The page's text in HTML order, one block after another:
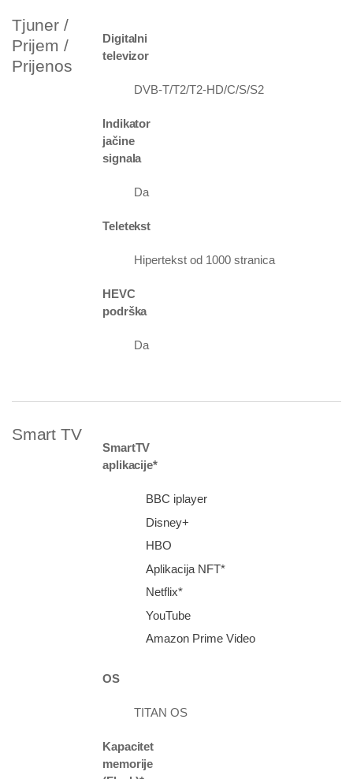
Tjuner /
Prijem /
Prijenos
Digitalni
televizor
DVB-T/T2/T2-HD/C/S/S2
Indikator
jačine
signala
Da
Teletekst
Hipertekst od 1000 stranica
HEVC
podrška
Da
Smart TV
SmartTV
aplikacije*
BBC iplayer
Disney+
HBO
Aplikacija NFT*
Netflix*
YouTube
Amazon Prime Video
OS
TITAN OS
Kapacitet
memorije